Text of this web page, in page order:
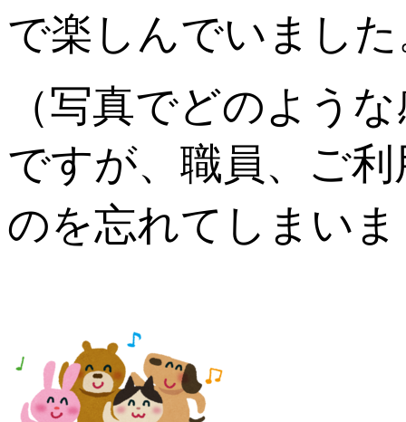
で楽しんでいまし
（写真でどのよう
ですが、 職員、ご
のを忘れてしまい